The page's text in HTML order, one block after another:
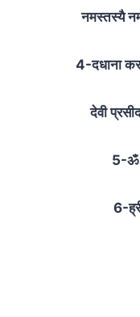
नमस्तस्यै
4-दधाना कर
देवी
5-ॐ
6-